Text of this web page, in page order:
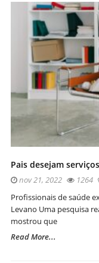
Pais desejam
nov 21, 2022 1264
Profissionais de saúde
Levano Uma pesquisa
mostrou que
Read More...